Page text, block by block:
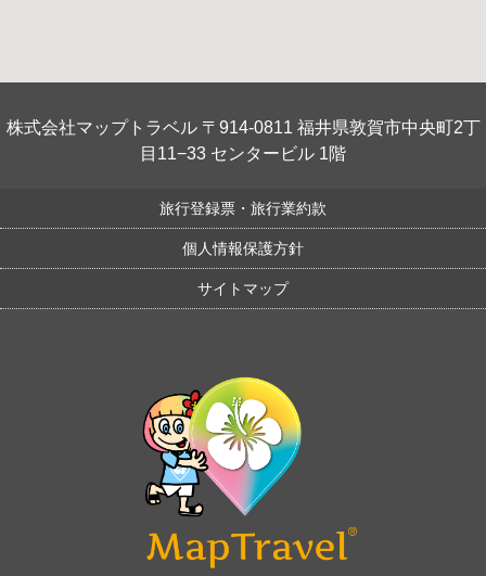
株式会社マップトラベル 〒914-0811 福井県敦賀市中央町2丁
目11−33 センタービル 1階
旅行登録票・旅行業約款
個人情報保護方針
サイトマップ